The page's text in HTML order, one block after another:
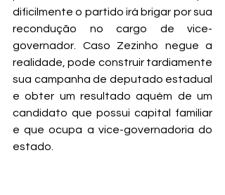
dificilmente o partido irá brigar por sua
recondução no cargo de vice-
governador. Caso Zezinho negue a
realidade, pode construir tardiamente
sua campanha de deputado estadual
e obter um resultado aquém de um
candidato que possui capital familiar
e que ocupa a vice-governadoria do
estado.